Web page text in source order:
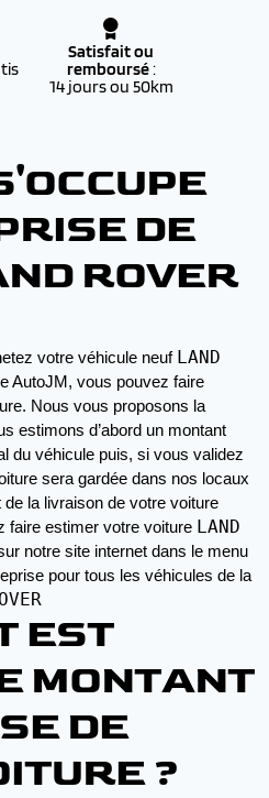
Satisfait ou
remboursé:
14 jours ou 50km
DE
ROVER
votre véhicule neuf LAND
AutoJM, vous pouvez faire
Nous vous proposons la
estimons d’abord un montant
du véhicule puis, si vous validez
sera gardée dans nos locaux
faire estimer votre voiture LAND
notre site internet dans le menu
pour tous les véhicules de la
EST
MONTANT
DE
?